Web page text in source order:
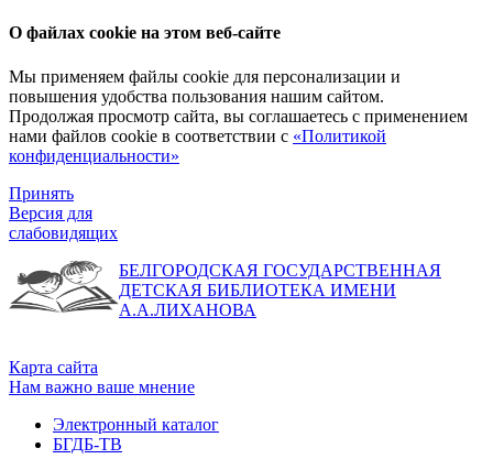
О файлах cookie на этом веб-сайте
Мы применяем файлы cookie для персонализации и
повышения удобства пользования нашим сайтом.
Продолжая просмотр сайта, вы соглашаетесь с применением
нами файлов cookie в соответствии с «Политикой
конфиденциальности»
Принять
Версия для
слабовидящих
БЕЛГОРОДСКАЯ ГОСУДАРСТВЕННАЯ
ДЕТСКАЯ БИБЛИОТЕКА ИМЕНИ
А.А.ЛИХАНОВА
Карта сайта
Нам важно ваше мнение
Электронный каталог
БГДБ-ТВ